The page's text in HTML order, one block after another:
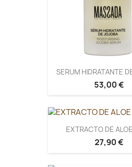
SERUM HIDRATANTE
53,00 €
EXTRACTO DE
27,90 €